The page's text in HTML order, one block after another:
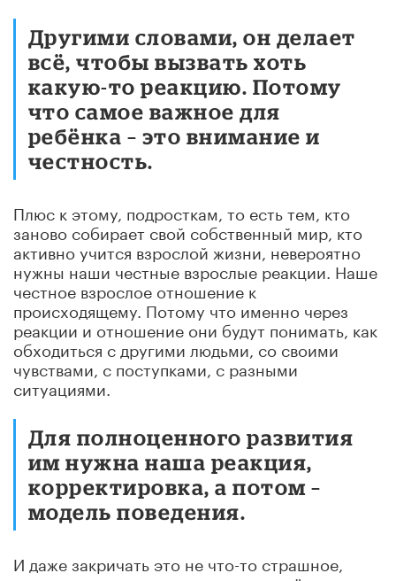
Другими словами, он делает
всё, чтобы вызвать хоть
какую-то реакцию. Потому
что самое важное для
ребёнка – это внимание и
честность.
Плюс к этому, подросткам, то есть тем, кто
заново собирает свой собственный мир, кто
активно учится взрослой жизни, невероятно
нужны наши честные взрослые реакции. Наше
честное взрослое отношение к
происходящему. Потому что именно через
реакции и отношение они будут понимать, как
обходиться с другими людьми, со своими
чувствами, с поступками, с разными
ситуациями.
Для полноценного развития
им нужна наша реакция,
корректировка, а потом –
модель поведения.
И даже закричать это не что-то страшное,